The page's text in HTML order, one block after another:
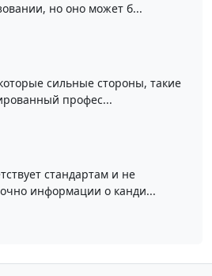
но оно может б...
сильные стороны, такие
профес...
стандартам и не
информации о канди...